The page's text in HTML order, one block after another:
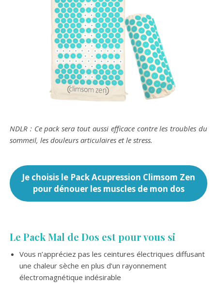
NDLR : Ce pack sera tout aussi efficace contre les troubles du
sommeil, les douleurs articulaires et le stress.
Je choisis le Pack Acupression Climsom Zen
pour dénouer les muscles de mon dos
Le PackMal de Dos est pour vous si
Vous n’appréciez pas les ceintures électriques diffusant
une chaleur sèche en plus d’un rayonnement
électromagnétique indésirable